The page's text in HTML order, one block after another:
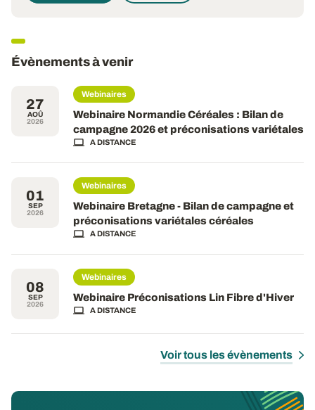
Évènements à venir
27
AOÛ
2026
Webinaires
Webinaire Normandie Céréales : Bilan de
campagne 2026 et préconisations variétales
A DISTANCE
01
SEP
2026
Webinaires
Webinaire Bretagne - Bilan de campagne et
préconisations variétales céréales
A DISTANCE
08
SEP
2026
Webinaires
Webinaire Préconisations Lin Fibre d'Hiver
A DISTANCE
Voir tous les évènements